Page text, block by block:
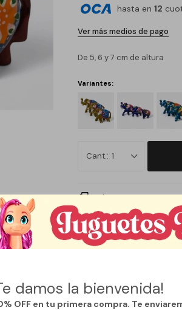
damos la bienvenida!
OFF en tu primera compra. Te
hasta en 12
Ver más medios de pago
De 5, 6 y 7 cm de altura
Variantes:
1
Métodos y costos de
CARACTERÍSTICAS
Feng Shui Si